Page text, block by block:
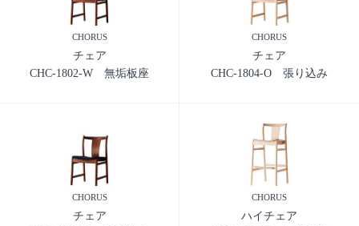
CHORUS
チェア
CHC-1802-W 無垢板座
CHORUS
チェア
CHC-1804-O 張り込み
CHORUS
チェア
CHORUS
ハイチェア